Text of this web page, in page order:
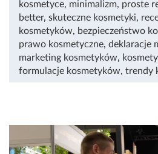
kosmetyce, minimalizm, proste
better, skuteczne kosmetyki,
kosmetyków, bezpieczeństwo
prawo kosmetyczne, deklaracje
marketing kosmetyków,
formulacje kosmetyków, trendy